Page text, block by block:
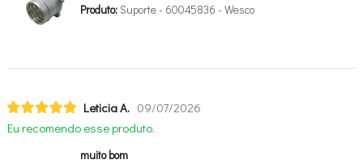
Produto:Suporte - 60045836 - Wesco
Leticia A. 09/07/2026
Eu recomendo esse produto.
muito bom